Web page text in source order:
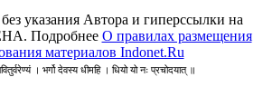
указания Автора и гиперссылки на
Подробнее О правилах размещения
материалов Indonet.Ru
। भर्गो देवस्य धीमहि । धियो यो नः प्रचोदयात् ॥